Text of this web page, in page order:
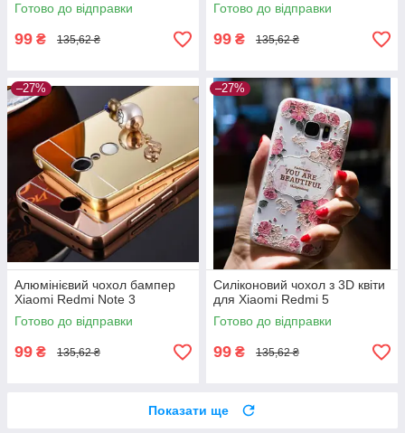
Готово до відправки
99 ₴ 135,62 ₴
Готово до відправки
99 ₴ 135,62 ₴
–27%
Алюмінієвий чохол бампер
Xiaomi Redmi Note 3
Готово до відправки
99 ₴ 135,62 ₴
–27%
Силіконовий чохол з 3D квіти
для Xiaomi Redmi 5
Готово до відправки
99 ₴ 135,62 ₴
Показати ще